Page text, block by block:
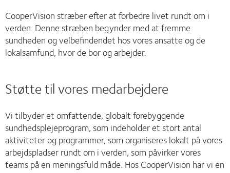
CooperVision stræber efter at forbedre livet rundt om i
verden. Denne stræben begynder med at fremme
sundheden og velbefindendet hos vores ansatte og de
lokalsamfund, hvor de bor og arbejder.
Støtte til vores medarbejdere
Vi tilbyder et omfattende, globalt forebyggende
sundhedsplejeprogram, som indeholder et stort antal
aktiviteter og programmer, som organiseres lokalt på vores
arbejdspladser rundt om i verden, som påvirker vores
teams på en meningsfuld måde. Hos CooperVision har vi en